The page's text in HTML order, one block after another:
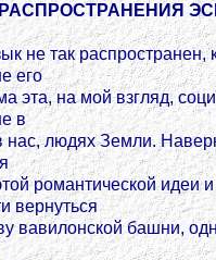
не так распространен,
его
эта, на мой взгляд,
в
нас, людях Земли.
романтической идеи
вернуться
вавилонской башни,